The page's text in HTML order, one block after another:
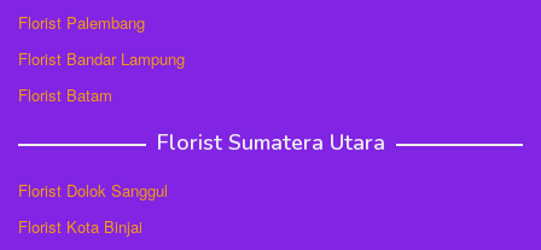
Florist Palembang
Florist Bandar Lampung
Florist Batam
Florist Sumatera Utara
Florist Dolok Sanggul
Florist Kota Binjai